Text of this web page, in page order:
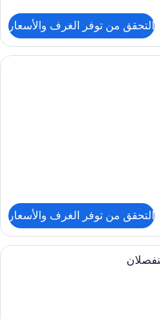
التحقق من توفر الغرف والأسعار
التحقق من توفر الغرف والأسعار
أغطية فراش متميزة وميني بار وخزنة